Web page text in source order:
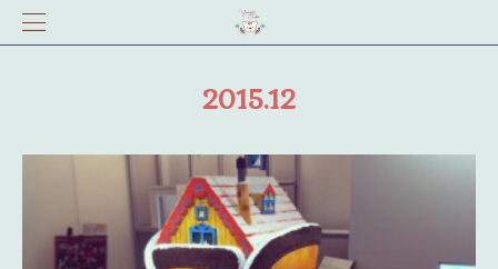
2015.12